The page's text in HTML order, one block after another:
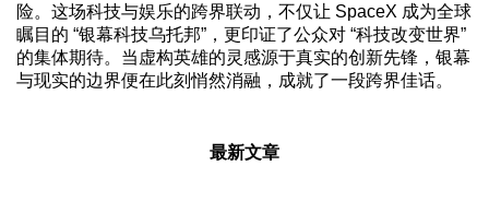
险。这场科技与娱乐的跨界联动，不仅让 SpaceX 成为全球
瞩目的 “银幕科技乌托邦”，更印证了公众对 “科技改变世界”
的集体期待。当虚构英雄的灵感源于真实的创新先锋，银幕
与现实的边界便在此刻悄然消融，成就了一段跨界佳话。
最新文章